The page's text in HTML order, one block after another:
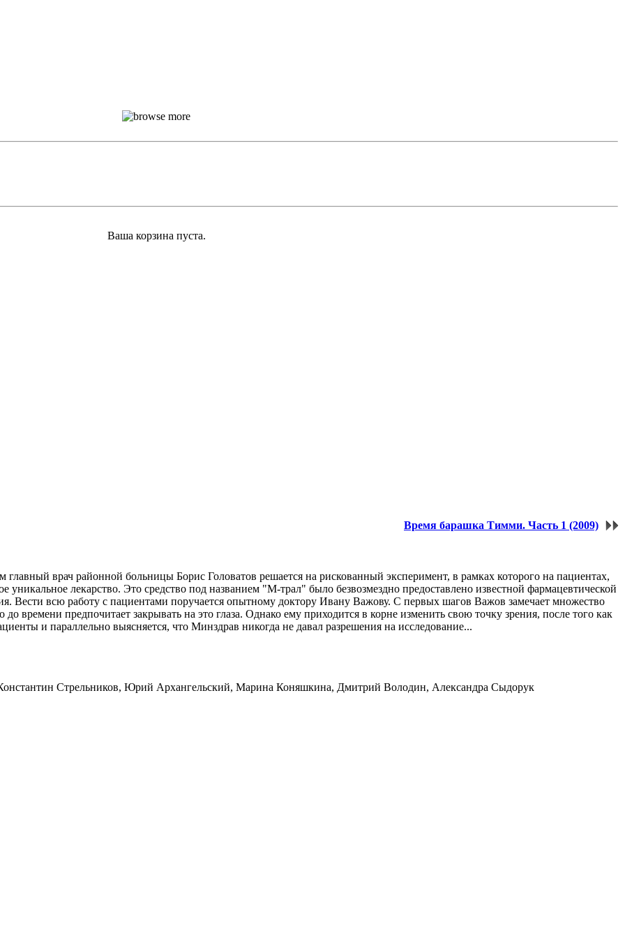
Ваша корзина пуста.
Время барашка Тимми. Часть 1 (2009)
врач районной больницы Борис Головатов решается на рискованный эксперимент, в рамках которого на пациентах,
лекарство. Это средство под названием "М-трал" было безвозмездно предоставлено известной фармацевтической
Вести всю работу с пациентами поручается опытному доктору Ивану Важову. С первых шагов Важов замечает множество
времени предпочитает закрывать на это глаза. Однако ему приходится в корне изменить свою точку зрения, после того как
и параллельно выясняется, что Минздрав никогда не давал разрешения на исследование...
Стрельников, Юрий Архангельский, Марина Коняшкина, Дмитрий Володин, Александра Сыдорук